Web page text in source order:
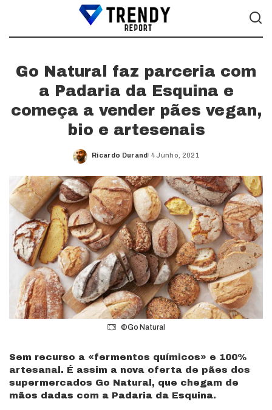
Go Natural faz parceria com
a Padaria da Esquina e
começa a vender pães vegan,
bio e artesenais
Posted
Ricardo Durand 4 Junho, 2021
©Go Natural
Sem recurso a «fermentos químicos» e 100%
artesanal. É assim a nova oferta de pães dos
supermercados Go Natural, que chegam de
mãos dadas com a Padaria da Esquina.